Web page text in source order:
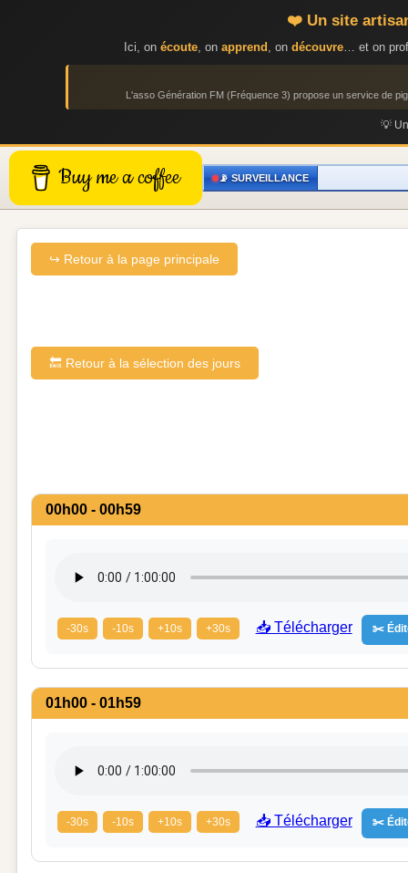
❤️ Un site
Ici, on écoute, on apprend , on découvre… et on
L'asso Génération FM (Fréquence 3) propose un service de
💡
Buy me a coffee 📡 SURVEILLANCE
↪ Retour à la page principale
🔙 Retour à la sélection des jours
00h00 - 00h59
-30s -10s +10s +30s 📥 Télécharger ✂️
01h00 - 01h59
-30s -10s +10s +30s 📥 Télécharger ✂️